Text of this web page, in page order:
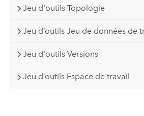
Jeu d'outils Topologie
Jeu d’outils Jeu de données de
Jeu d'outils Versions
Jeu d’outils Espace de travail